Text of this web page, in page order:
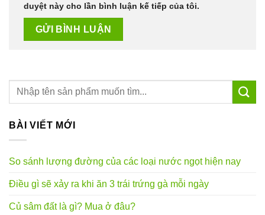
duyệt này cho lần bình luận kế tiếp của tôi.
BÀI VIẾT MỚI
So sánh lượng đường của các loại nước ngọt hiện nay
Điều gì sẽ xảy ra khi ăn 3 trái trứng gà mỗi ngày
Củ sâm đất là gì? Mua ở đâu?